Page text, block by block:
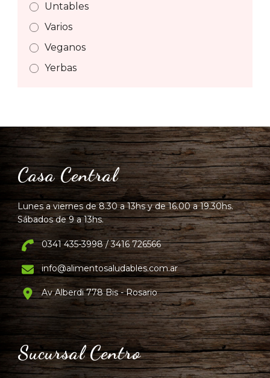
Untables
Varios
Veganos
Yerbas
Casa Central
Lunes a viernes de 8.30 a 13hs y de 16.00 a 19.30hs.
Sábados de 9 a 13hs.
0341 435-3998 / 3416 726566
info@alimentosaludables.com.ar
Av Alberdi 778 Bis - Rosario
Sucursal Centro